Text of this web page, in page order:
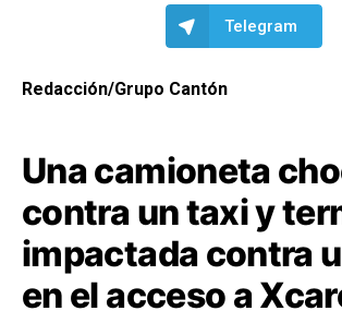
Telegram
Redacción/Grupo Cantón
Una camioneta
contra un taxi y
impactada contra
en el acceso a